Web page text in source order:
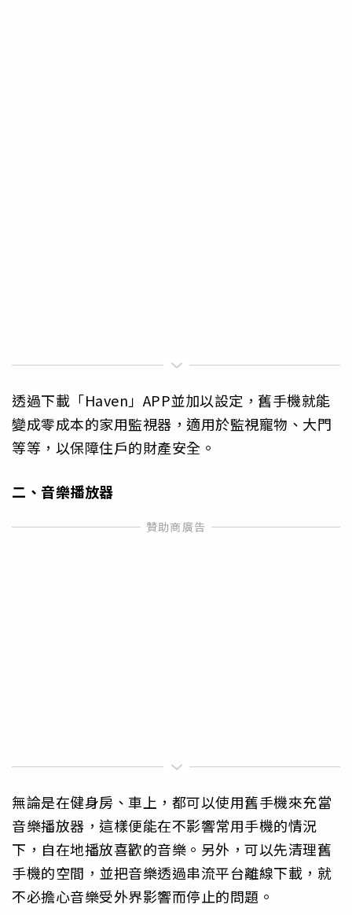
透過下載「Haven」APP並加以設定，舊手機就能
變成零成本的家用監視器，適用於監視寵物、大門
等等，以保障住戶的財產安全。
二、音樂播放器
無論是在健身房、車上，都可以使用舊手機來充當
音樂播放器，這樣便能在不影響常用手機的情況
下，自在地播放喜歡的音樂。另外，可以先清理舊
手機的空間，並把音樂透過串流平台離線下載，就
不必擔心音樂受外界影響而停止的問題。